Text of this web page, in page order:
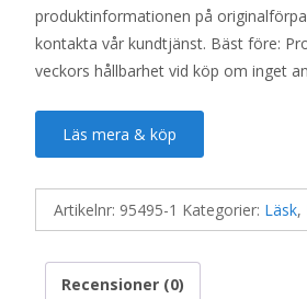
produktinformationen på
kontakta vår kundtjänst. Bäst före:
veckors hållbarhet vid köp om inget
Läs mera & köp
Artikelnr: 95495-1 Kategorier: Läsk,
Recensioner (0)